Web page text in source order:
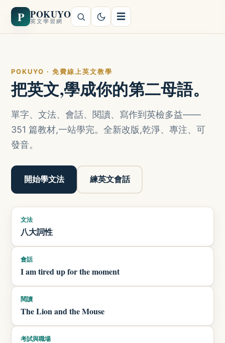
P POKUYO
英文學習網 ☰
POKUYO · 免費線上英文教學
把英文,學成你的第二母語。
單字、文法、會話、閱讀、寫作到英檢多益——
351 篇教材,一站學完。全新改版,乾淨、專注、可
發音。
開始學文法 練英文會話
文法
八大詞性
會話
I am tired up for the moment
閱讀
The Lion and the Mouse
考試與職場